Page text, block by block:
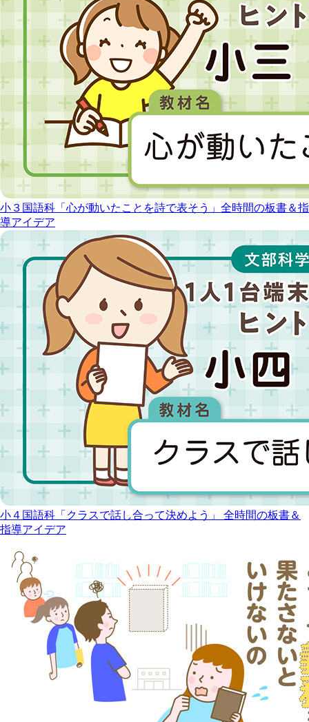
小３国語科「心が動いたことを詩で表そう」全時間の板書＆指
導アイデア
小４国語科「クラスで話し合って決めよう」 全時間の板書＆
指導アイデア